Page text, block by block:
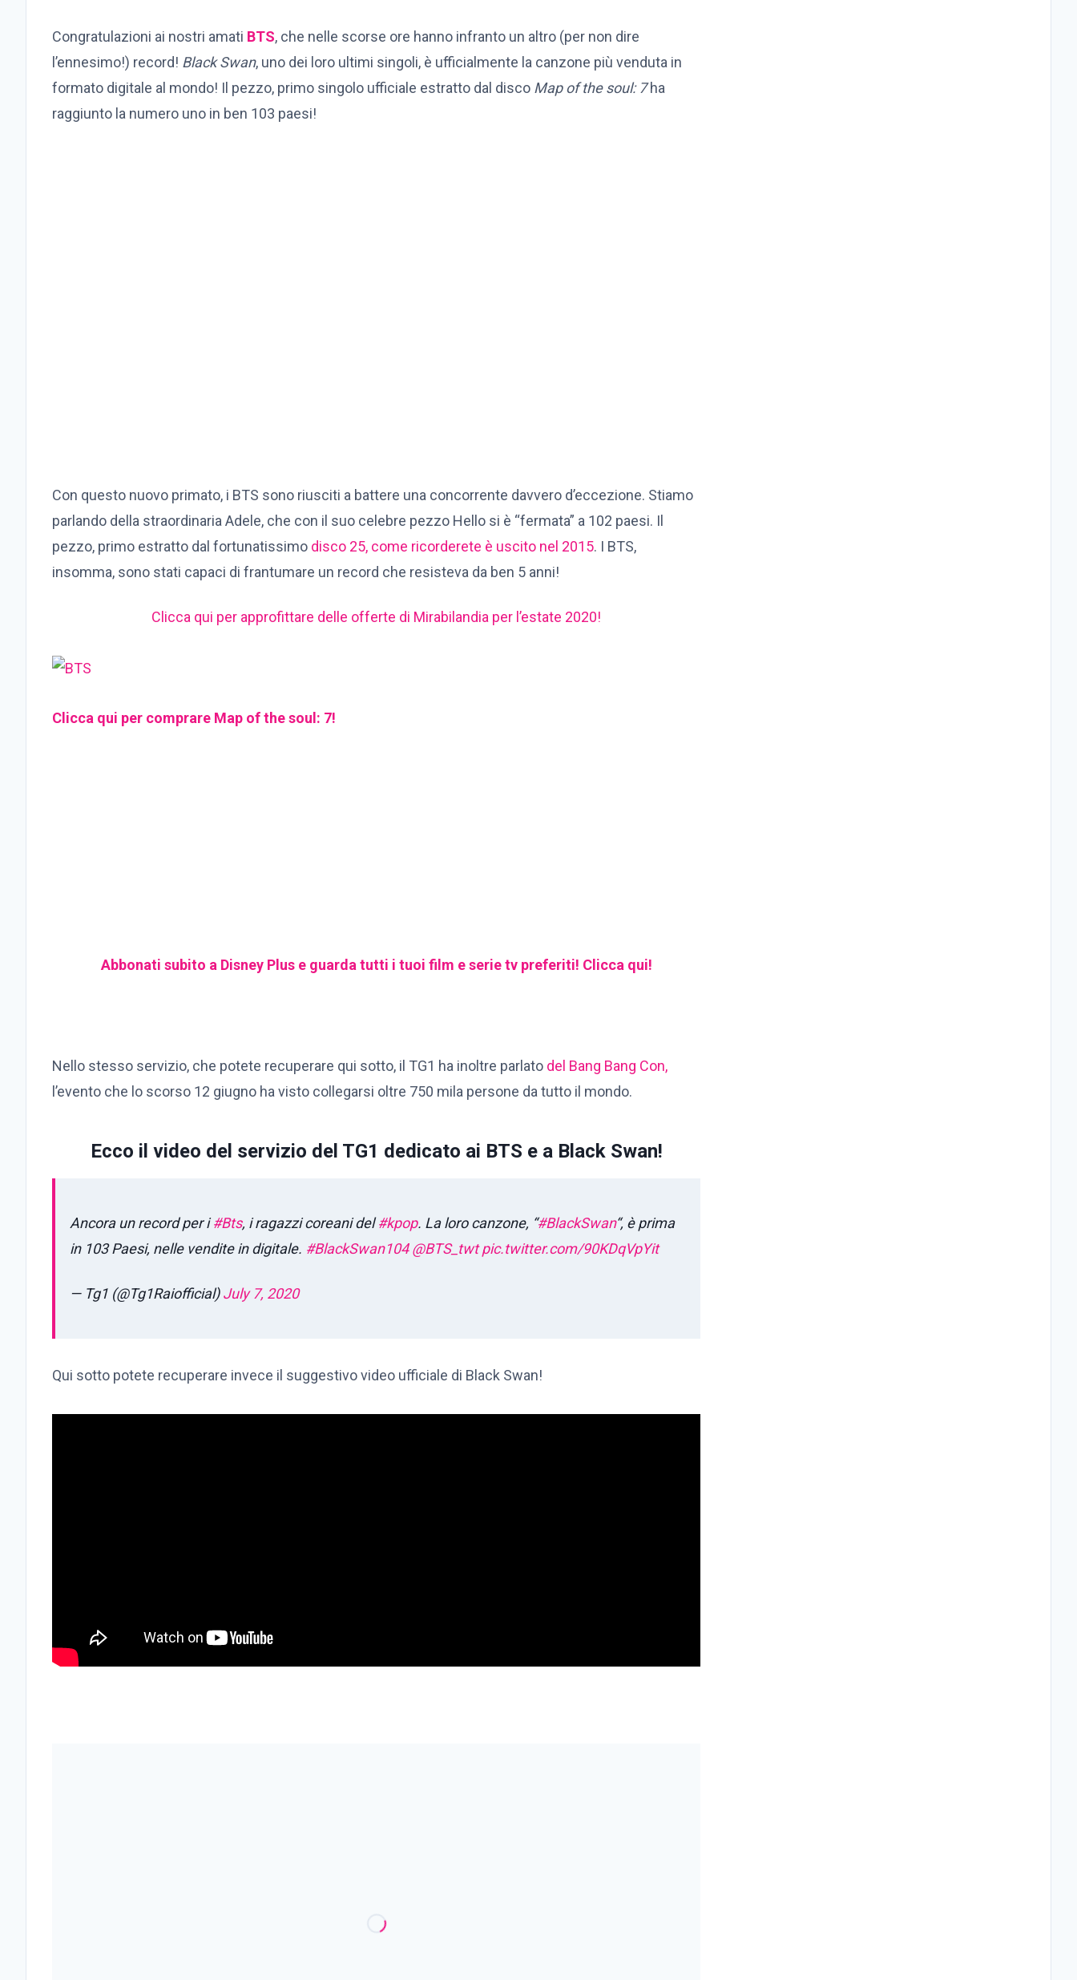
Congratulazioni ai nostri amati BTS, che nelle scorse ore hanno infranto un altro (per non dire
l’ennesimo!) record! Black Swan, uno dei loro ultimi singoli, è ufficialmente la canzone più venduta in
formato digitale al mondo! Il pezzo, primo singolo ufficiale estratto dal disco Map of the soul: 7ha
raggiunto la numero uno in ben 103 paesi!
Con questo nuovo primato, i BTS sono riusciti a battere una concorrente davvero d’eccezione. Stiamo
parlando della straordinaria Adele, che con il suo celebre pezzo Hello si è “fermata” a 102 paesi. Il
pezzo, primo estratto dal fortunatissimo disco 25, come ricorderete è uscito nel 2015. I BTS,
insomma, sono stati capaci di frantumare un record che resisteva da ben 5 anni!
Clicca qui per approfittare delle offerte di Mirabilandia per l’estate 2020!
Clicca qui per comprare Map of the soul: 7!
Abbonati subito a Disney Plus e guarda tutti i tuoi film e serie tv preferiti! Clicca qui!
Nello stesso servizio, che potete recuperare qui sotto, il TG1 ha inoltre parlato del Bang Bang Con,
l’evento che lo scorso 12 giugno ha visto collegarsi oltre 750 mila persone da tutto il mondo.
Ecco il video del servizio del TG1 dedicato ai BTS e a Black Swan!
Ancora un record per i#Bts, i ragazzi coreani del#kpop. La loro canzone, “#BlackSwan“, è prima
in 103 Paesi, nelle vendite in digitale. #BlackSwan104 @BTS_twt pic.twitter.com/90KDqVpYit
— Tg1 (@Tg1Raiofficial)July 7, 2020
Qui sotto potete recuperare invece il suggestivo video ufficiale di Black Swan!